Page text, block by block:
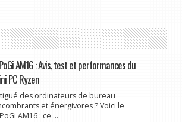
AM16 : Avis, test et performances du
PC Ryzen
des ordinateurs de bureau
et énergivores ? Voici le
AM16 : ce ...